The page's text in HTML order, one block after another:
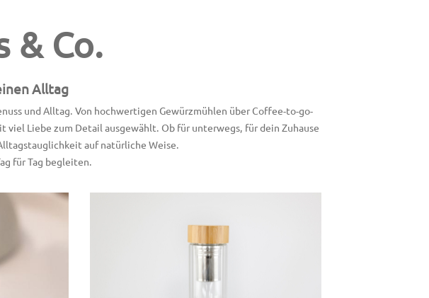
& Co.
Alltag
und Alltag. Von hochwertigen Gewürzmühlen über Coffee-to-go-
Liebe zum Detail ausgewählt. Ob für unterwegs, für dein Zuhause
auf natürliche Weise.
für Tag begleiten.